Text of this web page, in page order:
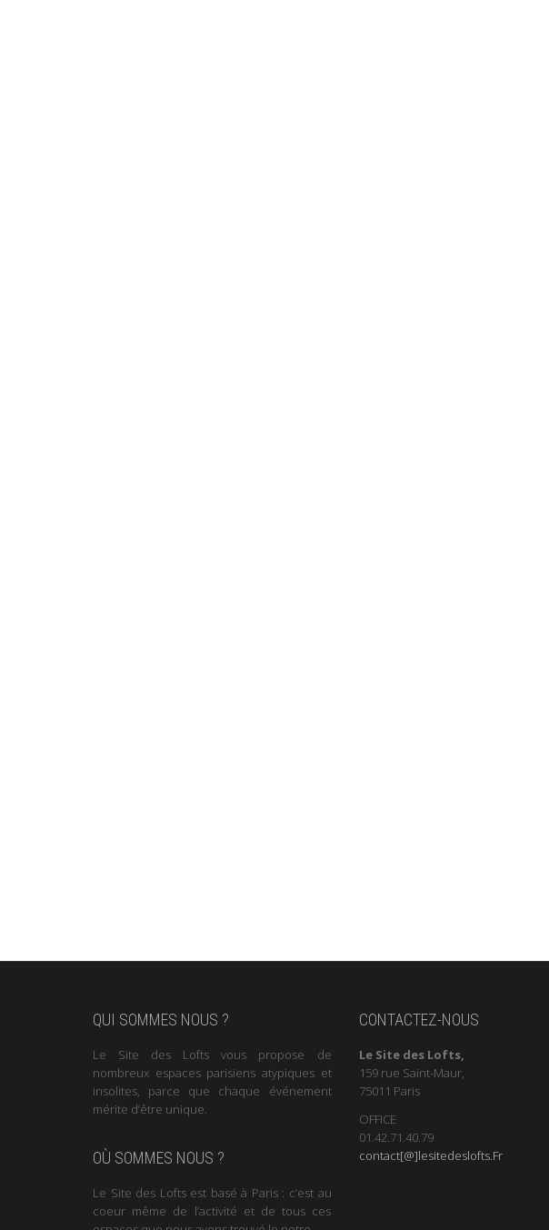
QUI SOMMES NOUS ?
Le Site des Lofts vous propose de
nombreux espaces parisiens atypiques et
insolites, parce que chaque événement
mérite d’être unique.
OÙ SOMMES NOUS ?
Le Site des Lofts est basé à Paris : c’est au
coeur même de l’activité et de tous ces
CONTACTEZ-NOUS
Le Site des Lofts,
159 rue Saint-Maur,
75011 Paris
OFFICE
01.42.71.40.79
contact[@]lesitedeslofts.Fr